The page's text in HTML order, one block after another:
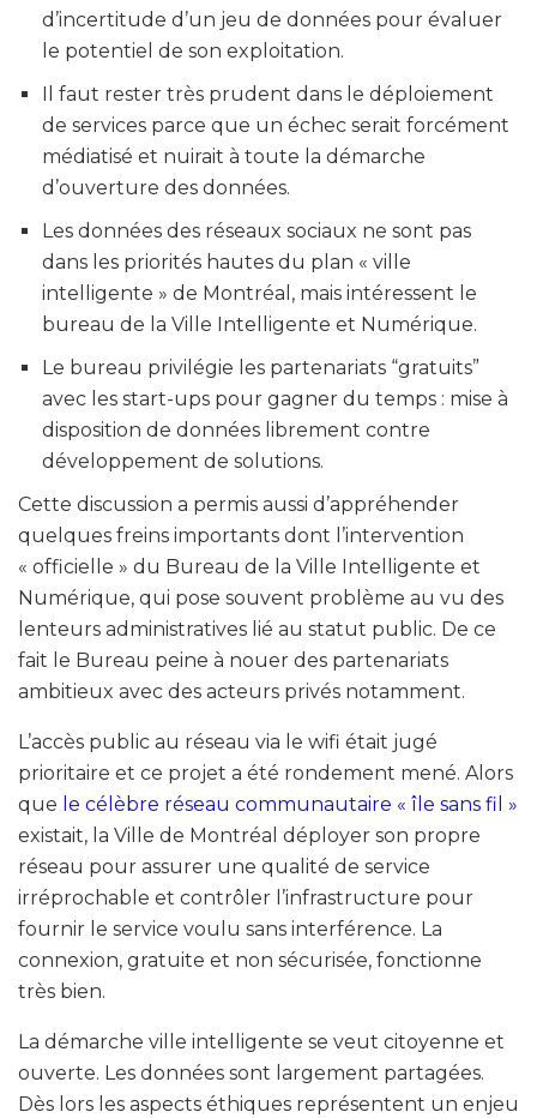
d’incertitude d’un jeu de données pour évaluer
le potentiel de son exploitation.
Il faut rester très prudent dans le déploiement
de services parce que un échec serait forcément
médiatisé et nuirait à toute la démarche
d’ouverture des données.
Les données des réseaux sociaux ne sont pas
dans les priorités hautes du plan « ville
intelligente » de Montréal, mais intéressent le
bureau de la Ville Intelligente et Numérique.
Le bureau privilégie les partenariats “gratuits”
avec les start-ups pour gagner du temps : mise à
disposition de données librement contre
développement de solutions.
Cette discussion a permis aussi d’appréhender
quelques freins importants dont l’intervention
« officielle » du Bureau de la Ville Intelligente et
Numérique, qui pose souvent problème au vu des
lenteurs administratives lié au statut public. De ce
fait le Bureau peine à nouer des partenariats
ambitieux avec des acteurs privés notamment.
L’accès public au réseau via le wifi était jugé
prioritaire et ce projet a été rondement mené. Alors
que le célèbre réseau communautaire « île sans fil »
existait, la Ville de Montréal déployer son propre
réseau pour assurer une qualité de service
irréprochable et contrôler l’infrastructure pour
fournir le service voulu sans interférence. La
connexion, gratuite et non sécurisée, fonctionne
très bien.
La démarche ville intelligente se veut citoyenne et
ouverte. Les données sont largement partagées.
Dès lors les aspects éthiques représentent un enjeu